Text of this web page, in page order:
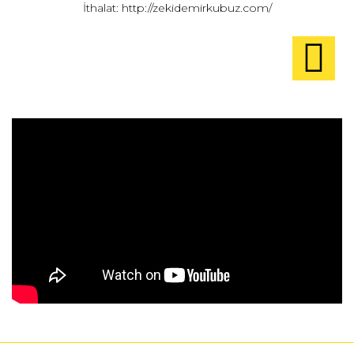
İthalat: http://zekidemirkubuz.com/